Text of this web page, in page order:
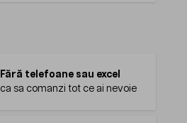
Fără telefoane sau excel
ca sa comanzi tot ce ai nevoie